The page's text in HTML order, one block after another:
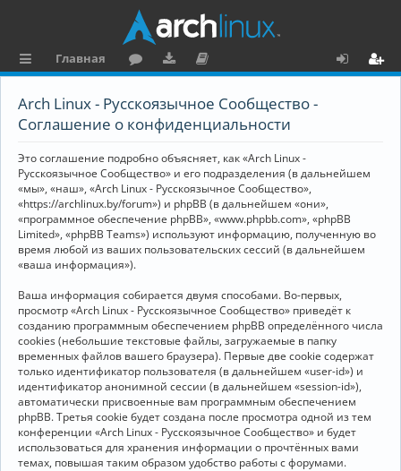
ы
к
и
Главная
ру
ру
и
ку
е
н
та
ц
я
Arch Linux - Русскоязычное Сообщество -
Соглашение о конфиденциальности
Это соглашение подробно объясняет, как «Arch Linux -
Русскоязычное Сообщество» и его подразделения (в дальнейшем
«мы», «наш», «Arch Linux - Русскоязычное Сообщество»,
«https://archlinux.by/forum») и phpBB (в дальнейшем «они»,
«программное обеспечение phpBB», «www.phpbb.com», «phpBB
Limited», «phpBB Teams») используют информацию, полученную во
время любой из ваших пользовательских сессий (в дальнейшем
«ваша информация»).
Ваша информация собирается двумя способами. Во-первых,
просмотр «Arch Linux - Русскоязычное Сообщество» приведёт к
созданию программным обеспечением phpBB определённого числа
cookies (небольшие текстовые файлы, загружаемые в папку
временных файлов вашего браузера). Первые две cookie содержат
только идентификатор пользователя (в дальнейшем «user-id») и
идентификатор анонимной сессии (в дальнейшем «session-id»),
автоматически присвоенные вам программным обеспечением
phpBB. Третья cookie будет создана после просмотра одной из тем
конференции «Arch Linux - Русскоязычное Сообщество» и будет
использоваться для хранения информации о прочтённых вами
темах, повышая таким образом удобство работы с форумами.